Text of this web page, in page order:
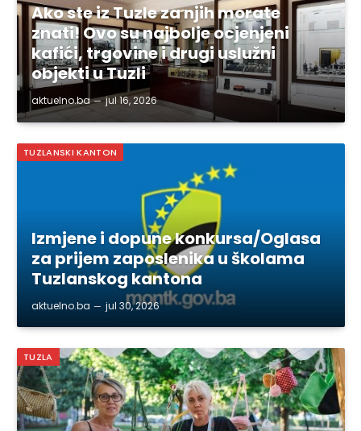
Ako ste iz Tuzle za njih morate
znati! Ovo su najbolje ocjenjeni
kafići, trgovine i drugi uslužni
objekti u Tuzli
aktuelno.ba jul 16, 2026
TUZLANSKI KANTON
Izmjene i dopune konkursa/Oglasa
za prijem zaposlenika u školama
Tuzlanskog kantona
aktuelno.ba jul 30, 2026
TUZLA